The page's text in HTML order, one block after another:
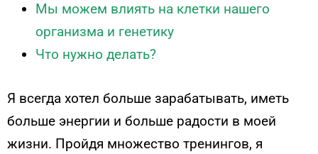
Мы можем влиять на клетки нашего
организма и генетику
Что нужно делать?
Я всегда хотел больше зарабатывать, иметь
больше энергии и больше радости в моей
жизни. Пройдя множество тренингов, я